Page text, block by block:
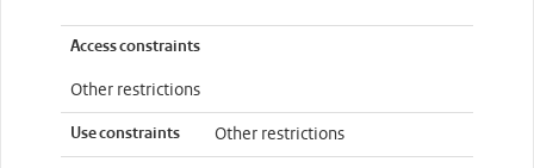
Access constraints
Other restrictions
Use constraints Other restrictions